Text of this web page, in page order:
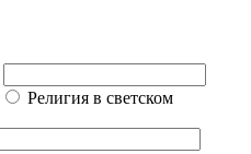
Религия в светском